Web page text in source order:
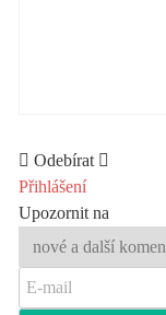
Odebírat
Přihlášení
Upozornit na